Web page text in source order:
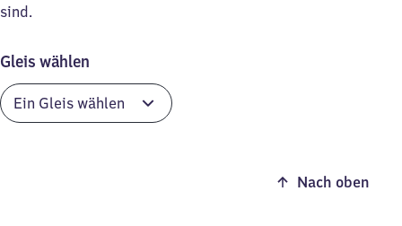
sind.
Gleis wählen
Nach oben